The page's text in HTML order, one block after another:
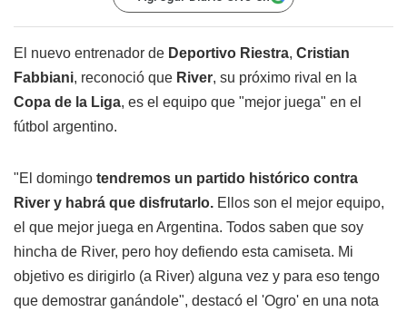
El nuevo entrenador de Deportivo Riestra, Cristian
Fabbiani, reconoció que River, su próximo rival en la
Copa de la Liga, es el equipo que "mejor juega" en el
fútbol argentino.
"El domingo tendremos un partido histórico contra
River y habrá que disfrutarlo. Ellos son el mejor equipo,
el que mejor juega en Argentina. Todos saben que soy
hincha de River, pero hoy defiendo esta camiseta. Mi
objetivo es dirigirlo (a River) alguna vez y para eso tengo
que demostrar ganándole", destacó el 'Ogro' en una nota